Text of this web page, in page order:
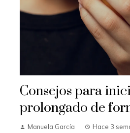
Consejos para
prolongado de
Manuela García Hace 3